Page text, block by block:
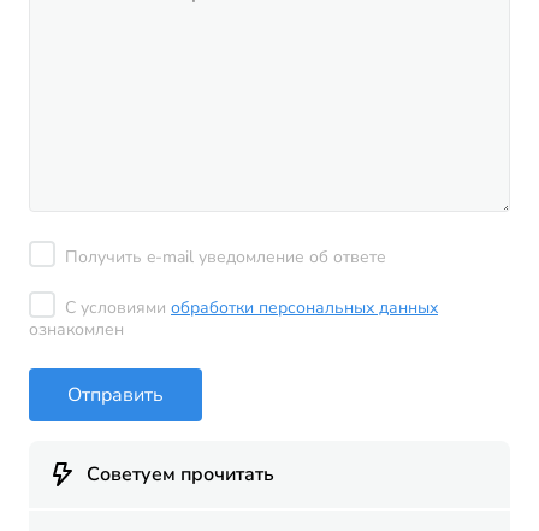
Получить e-mail уведомление об ответе
С условиями обработки персональных данных
ознакомлен
Отправить
Советуем прочитать